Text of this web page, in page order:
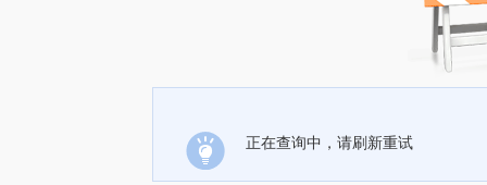
正在查询中，请刷新重试